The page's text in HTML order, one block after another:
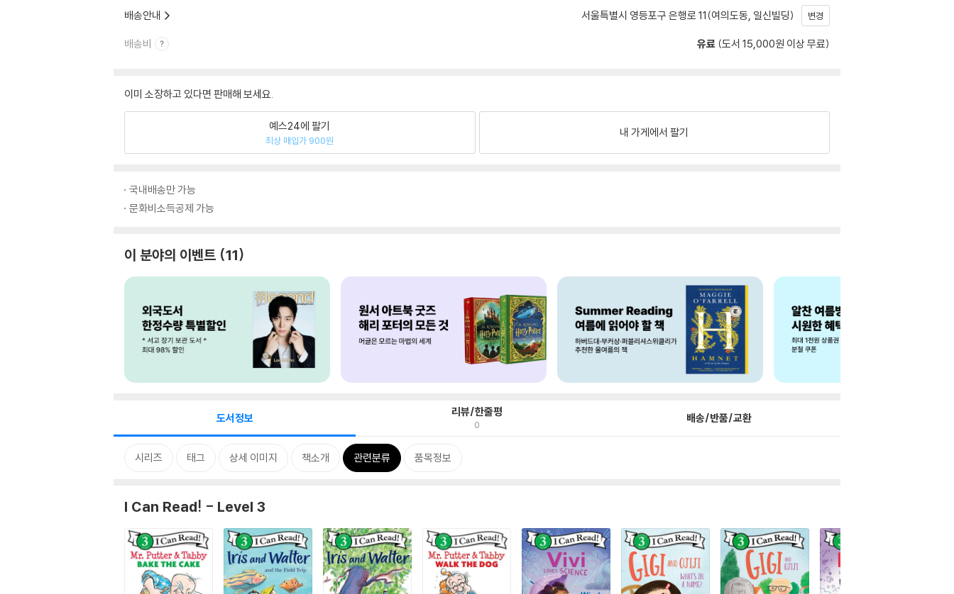
배송안내 서울특별시 영등포구 은행로 11(여의도동, 일신빌딩) 변경
배송비 유료 (도서 15,000원 이상 무료)
이미 소장하고 있다면 판매해 보세요.
예스24에 팔기
최상 매입가 900원
내 가게에서 팔기
국내배송만 가능
문화비소득공제 가능
이 분야의 이벤트 11
도서정보 리뷰/한줄평
0 배송/반품/교환
시리즈 태그 상세 이미지 책소개 관련분류 품목정보
I Can Read! - Level 3